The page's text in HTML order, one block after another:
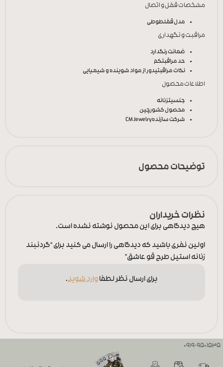
مشخصات قفل و اتصال
مدل قفلطوطی
مراقبت و نگهداری
ضمانت رنگدارد
حد مراقبتکم
نکات مراقبتیدور از مواد شوینده و شیمیایی
اطلاعات محصول
جنسیتزنانه
محصول کشورچین
شرکت سازندهCM Jewelry
توضیحات محصول
نظرات خریداران
هیچ دیدگاهی برای این محصول نوشته نشده است.
اولین نفری باشید که دیدگاهی را ارسال می کنید برای “گردنبند
زنانه استیل طرح قو عاشق”
برای ارسال نظر لطفاوارد شوید.
0919-9501535